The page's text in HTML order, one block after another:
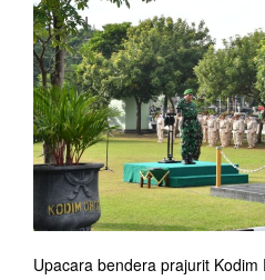
Upacara bendera prajurit Kodim